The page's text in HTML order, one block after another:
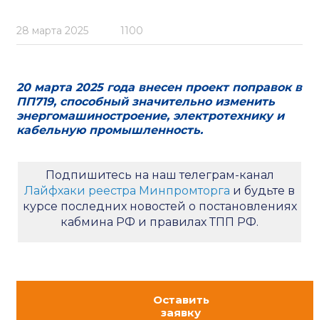
28 марта 2025 1100
20 марта 2025 года внесен проект поправок в
ПП719, способный значительно изменить
энергомашиностроение, электротехнику и
кабельную промышленность.
Подпишитесь на наш телеграм-канал
Лайфхаки реестра Минпромторга и будьте в
курсе последних новостей о постановлениях
кабмина РФ и правилах ТПП РФ.
Оставить
заявку